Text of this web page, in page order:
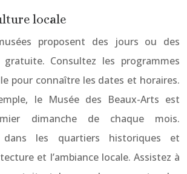
locale
proposent des jours ou des
gratuite. Consultez les programmes
pour connaître les dates et horaires.
le Musée des Beaux-Arts est
dimanche de chaque mois.
dans les quartiers historiques et
et l’ambiance locale. Assistez à